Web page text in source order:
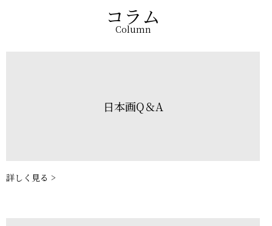
コラム
Column
日本画Q＆A
詳しく見る >